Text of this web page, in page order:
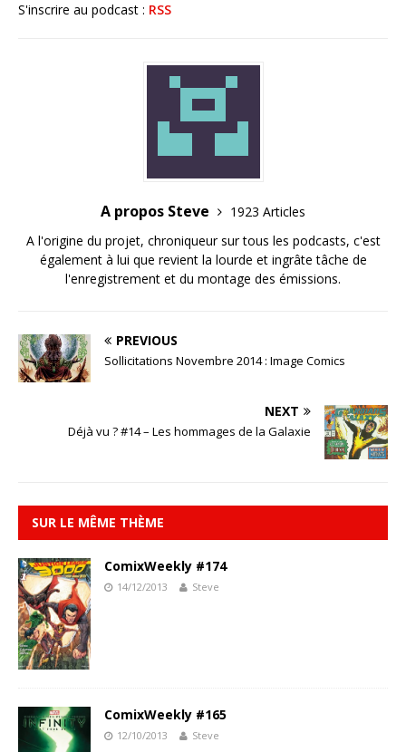
S'inscrire au podcast : RSS
A propos Steve
1923 Articles
A l'origine du projet, chroniqueur sur tous les podcasts, c'est
également à lui que revient la lourde et ingrâte tâche de
l'enregistrement et du montage des émissions.
PREVIOUS
Sollicitations Novembre 2014 : Image Comics
NEXT
Déjà vu ? #14 – Les hommages de la Galaxie
SUR LE MÊME THÈME
ComixWeekly #174
14/12/2013 Steve
ComixWeekly #165
12/10/2013 Steve